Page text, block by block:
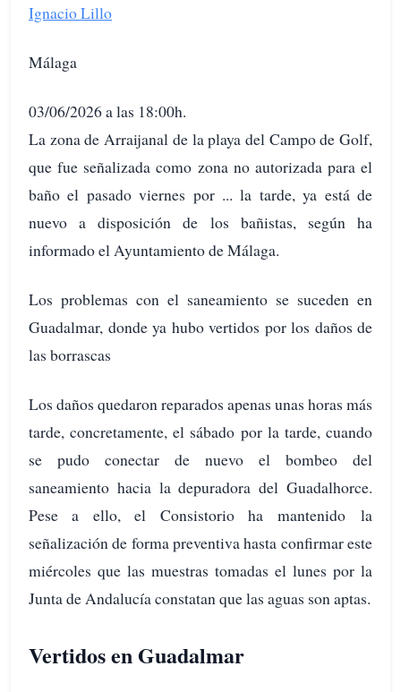
Ignacio Lillo
Málaga
03/06/2026 a las 18:00h.
La zona de Arraijanal de la playa del Campo de Golf,
que fue señalizada como zona no autorizada para el
baño el pasado viernes por ... la tarde, ya está de
nuevo a disposición de los bañistas, según ha
informado el Ayuntamiento de Málaga.
Los problemas con el saneamiento se suceden en
Guadalmar, donde ya hubo vertidos por los daños de
las borrascas
Los daños quedaron reparados apenas unas horas más
tarde, concretamente, el sábado por la tarde, cuando
se pudo conectar de nuevo el bombeo del
saneamiento hacia la depuradora del Guadalhorce.
Pese a ello, el Consistorio ha mantenido la
señalización de forma preventiva hasta confirmar este
miércoles que las muestras tomadas el lunes por la
Junta de Andalucía constatan que las aguas son aptas.
Vertidos en Guadalmar